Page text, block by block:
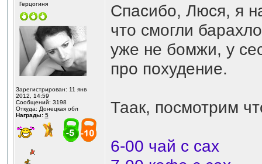
Герцогиня
Зарегистрирован: 11 янв
2012, 14:59
Сообщений: 3198
Откуда: Донецкая обл
Награды: 5
Спасибо, Люся, я
что смогли
уже не бомжи, у
про похудение.
Таак, посмотрим
6-00 чай с сах